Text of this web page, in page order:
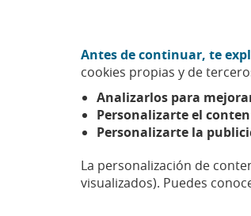
Antes de continuar, te
cookies propias y de
Analizarlos para
Personalizarte el
Personalizarte la
La personalización de
visualizados). Puedes
Esfera Compromiso Planeta
18 OCTUBRE 2021